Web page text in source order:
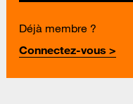
Déjà membre ?
Connectez-vous >